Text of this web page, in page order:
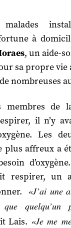
à
, un aide-
sa propre vie
nombreuses
membres de
il n’y
Les
plus affreux a
respirer, un
«J’ai une
quelqu’un
Lais. «Je me